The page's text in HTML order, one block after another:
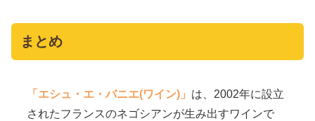
まとめ
「エシュ・エ・バニエ(ワイン)」 は、2002年に設立
されたフランスのネゴシアンが生み出すワインで